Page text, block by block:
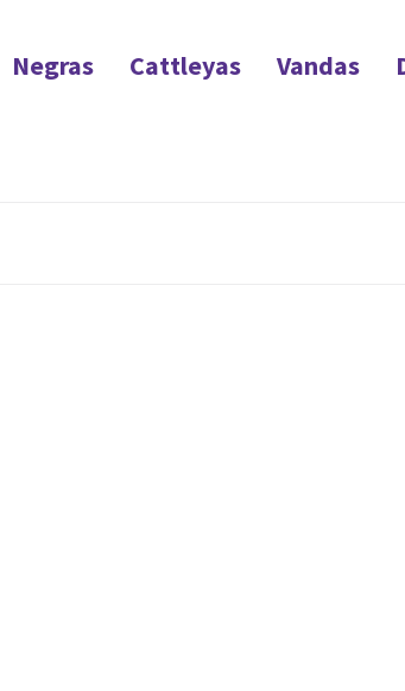
Negras Cattleyas Vandas